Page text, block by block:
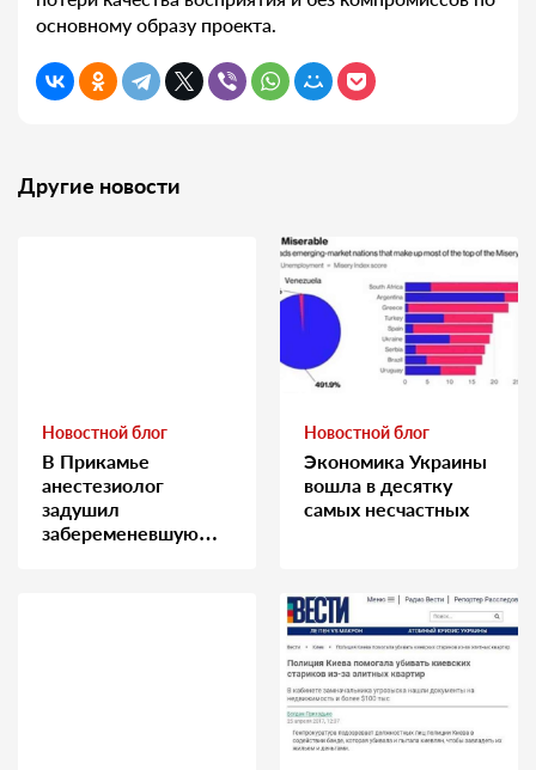
основному образу проекта.
Другие новости
Новостной блог
В Прикамье
анестезиолог
задушил
забеременевшую
Новостной блог
Экономика Украины
вошла в десятку
самых несчастных